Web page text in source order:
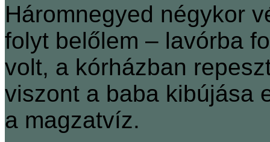
Háromnegyed négykor
folyt belőlem – lavórba
volt, a kórházban
viszont a baba kibújása
a magzatvíz.